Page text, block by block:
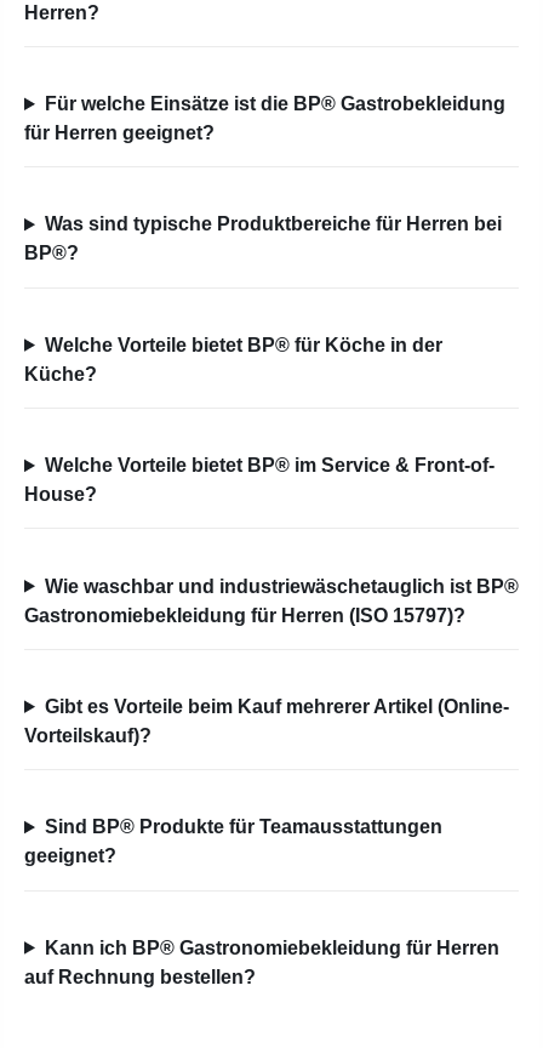
Herren?
Für welche Einsätze ist die BP® Gastrobekleidung
für Herren geeignet?
Was sind typische Produktbereiche für Herren bei
BP®?
Welche Vorteile bietet BP® für Köche in der
Küche?
Welche Vorteile bietet BP® im Service & Front-of-
House?
Wie waschbar und industriewäschetauglich ist BP®
Gastronomiebekleidung für Herren (ISO 15797)?
Gibt es Vorteile beim Kauf mehrerer Artikel (Online-
Vorteilskauf)?
Sind BP® Produkte für Teamausstattungen
geeignet?
Kann ich BP® Gastronomiebekleidung für Herren
auf Rechnung bestellen?